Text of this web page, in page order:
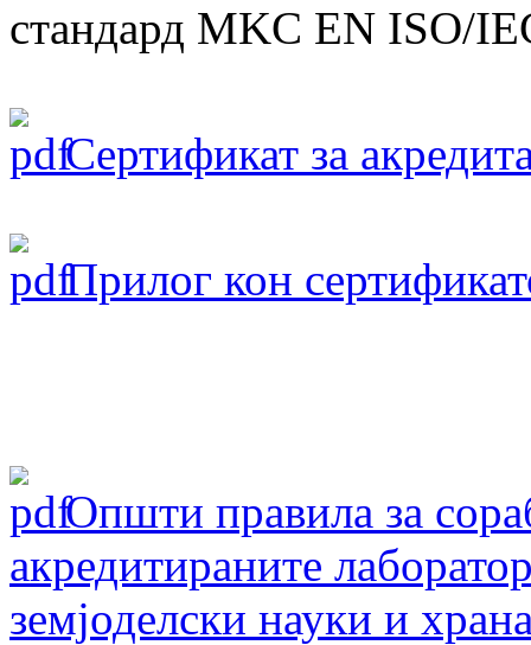
стандард MKC EN ISO/
Сертификат за
Прилог кон
Oпшти правила за
акредитираните
земјоделски науки и